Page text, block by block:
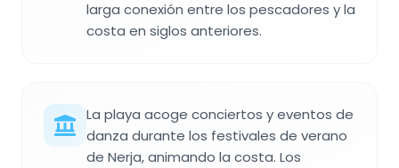
larga conexión entre los pescadores y la
costa en siglos anteriores.
La playa acoge conciertos y eventos de
danza durante los festivales de verano
de Nerja, animando la costa. Los